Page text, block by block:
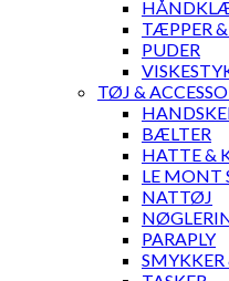
TÆPPER
PUDER
TØJ &
BÆLTER
HATTE &
LE MONT
NATTØJ
PARAPLY